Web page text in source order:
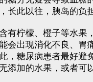
长此以往，胰岛的负
有柠檬、橙子等水果
会出现消化不良、胃
，糖尿病患者最好避
添加的水果，或者可